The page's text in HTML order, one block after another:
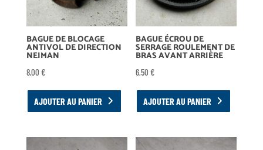
BAGUE DE BLOCAGE
ANTIVOL DE DIRECTION
NEIMAN
8,00 €
AJOUTER AU PANIER
BAGUE ÉCROU DE
SERRAGE ROULEMENT DE
BRAS AVANT ARRIÈRE
6,50€
AJOUTER AU PANIER